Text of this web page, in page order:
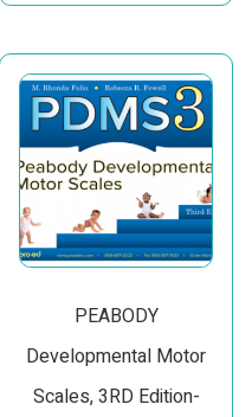
PEABODY
Developmental Motor
Scales, 3RD Edition-